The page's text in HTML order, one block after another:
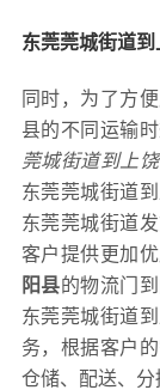
东莞莞城街道
同时，为了方
县的不同运输
莞城街道到上
东莞莞城街道
东莞莞城街道
客户提供更加
阳县的物流门
东莞莞城街道
务，根据客户
仓储、配送、分